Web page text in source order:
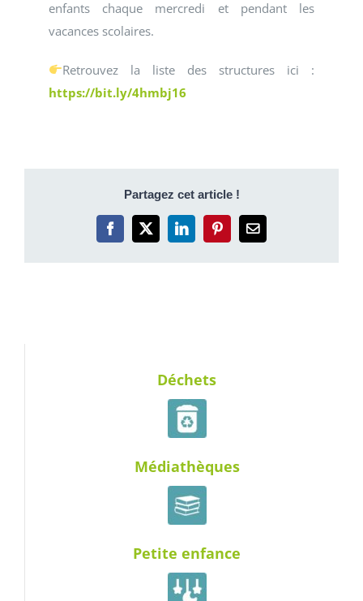
enfants chaque mercredi et pendant les
vacances scolaires.
Retrouvez la liste des structures ici :
https://bit.ly/4hmbj16
Partagez cet article !
Facebook
X LinkedInPinterestEmail
Déchets
Médiathèques
Petite enfance